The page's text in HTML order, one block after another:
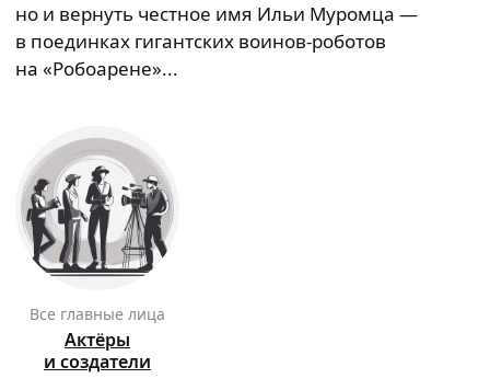
но и вернуть честное имя Ильи Муромца —
в поединках гигантских воинов-роботов
на «Робоарене»...
Все главные лица
Актёры
и создатели